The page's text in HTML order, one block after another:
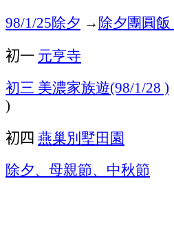
98/1/25除夕 →除夕團圓飯
初一 元亨寺
初三 美濃家族遊(98/1/28 )
)
初四 燕巢別墅田園
除夕、母親節、中秋節